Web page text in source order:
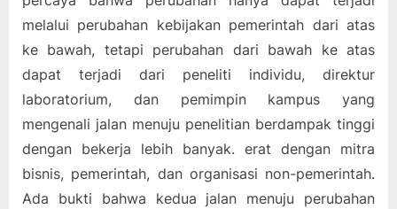
melalui perubahan kebijakan pemerintah dari atas
ke bawah, tetapi perubahan dari bawah ke atas
dapat terjadi dari peneliti individu, direktur
laboratorium, dan pemimpin kampus yang
mengenali jalan menuju penelitian berdampak tinggi
dengan bekerja lebih banyak. erat dengan mitra
bisnis, pemerintah, dan organisasi non-pemerintah.
Ada bukti bahwa kedua jalan menuju perubahan